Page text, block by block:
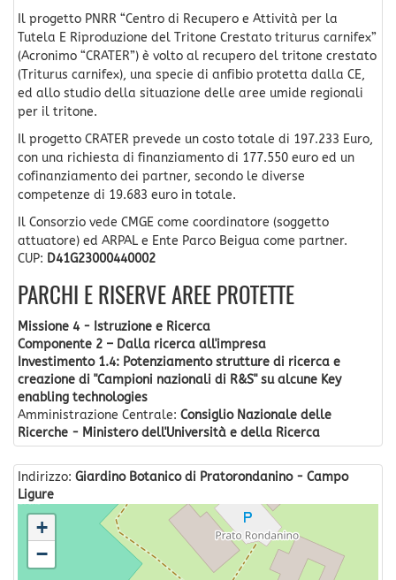
Il progetto PNRR “Centro di Recupero e Attività per la
Tutela E Riproduzione del Tritone Crestato triturus carnifex”
(Acronimo “CRATER”) è volto al recupero del tritone crestato
(Triturus carnifex), una specie di anfibio protetta dalla CE,
ed allo studio della situazione delle aree umide regionali
per il tritone.
Il progetto CRATER prevede un costo totale di 197.233 Euro,
con una richiesta di finanziamento di 177.550 euro ed un
cofinanziamento dei partner, secondo le diverse
competenze di 19.683 euro in totale.
Il Consorzio vede CMGE come coordinatore (soggetto
attuatore) ed ARPAL e Ente Parco Beigua come partner.
CUP: D41G23000440002
PARCHI E RISERVE AREE PROTETTE
Missione 4 - Istruzione e Ricerca
Componente 2 – Dalla ricerca all'impresa
Investimento 1.4: Potenziamento strutture di ricerca e
creazione di "Campioni nazionali di R&S" su alcune Key
enabling technologies
Amministrazione Centrale: Consiglio Nazionale delle
Ricerche - Ministero dell'Università e della Ricerca
Indirizzo: Giardino Botanico di Pratorondanino - Campo
Ligure
+
−